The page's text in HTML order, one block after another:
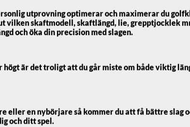
Välj fattning (Höger/Vänster):
Jag vill köpa till en #Uw
utprovning optimerar och maximerar du
vilken skaftmodell, skaftlängd, lie, grepptjocklek
och öka din precision med slagen.
är det troligt att du går miste om både viktig
eller en nybörjare så kommer du att få bättre slag
och ditt spel.